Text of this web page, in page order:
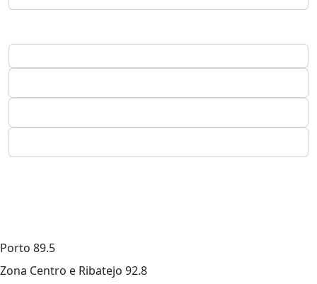
Porto 89.5
Zona Centro e Ribatejo 92.8